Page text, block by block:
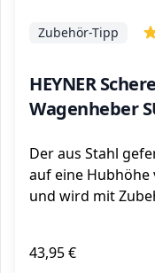
HEYNER
Wagenheber
Zubehör-Tipp
Der aus Stahl
auf eine
und wird mit
43,95 €